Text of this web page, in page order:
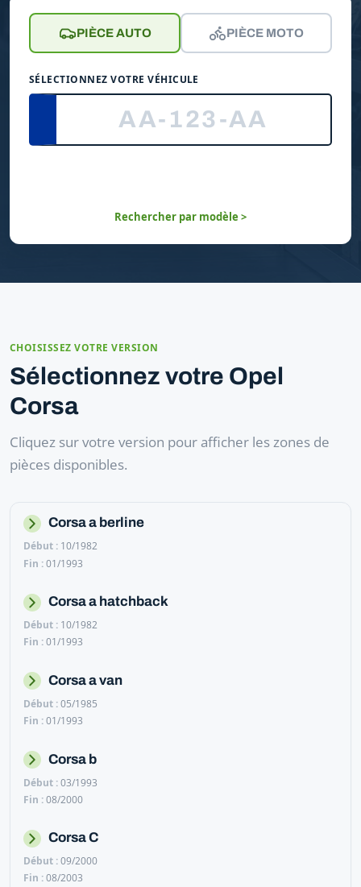
PIÈCE AUTO PIÈCE MOTO
SÉLECTIONNEZ VOTRE VÉHICULE
Rechercher par modèle >
CHOISISSEZ VOTRE VERSION
Sélectionnez votre Opel
Corsa
Cliquez sur votre version pour afficher les zones de
pièces disponibles.
Corsa a berline
10/1982
01/1993
Corsa a hatchback
10/1982
01/1993
Corsa a van
05/1985
01/1993
Corsa b
03/1993
08/2000
Corsa C
09/2000
08/2003